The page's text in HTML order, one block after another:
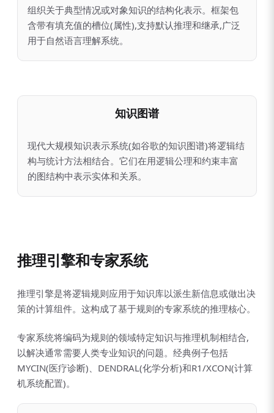
组织关于典型情况或对象知识的结构化表示。框架包
含带有填充值的槽位(属性),支持默认推理和继承,广泛
用于自然语言理解系统。
知识图谱
现代大规模知识表示系统(如谷歌的知识图谱)将逻辑结
构与统计方法相结合。它们在用逻辑公理和约束丰富
的图结构中表示实体和关系。
推理引擎和专家系统
推理引擎是将逻辑规则应用于知识库以派生新信息或做出决
策的计算组件。这构成了基于规则的专家系统的推理核心。
专家系统将编码为规则的领域特定知识与推理机制相结合,
以解决通常需要人类专业知识的问题。经典例子包括
MYCIN(医疗诊断)、DENDRAL(化学分析)和R1/XCON(计算
机系统配置)。